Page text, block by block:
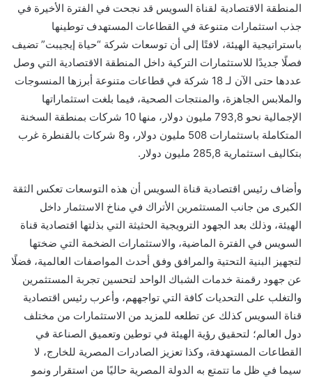
المنطقة الاقتصادية لقناة السويس قد نجحت في الفترة الأخيرة في
جذب استثمارات متنوعة في القطاعات المستهدف توطينها
باستراتيجية الهيئة، لافتًا إلى أن توسعات شركة “حياة إيجيبت” تضيف
فصلًا جديدًا للاستثمارات التركية داخل المنطقة الاقتصادية التي وصل
عددها حتى الآن لـ 18 شركة في قطاعات متنوعة أبرزها المنسوجات
والملابس الجاهزة، والمنتجات الصحية، فيما بلغت استثماراتها
الإجمالية نحو 793,8 مليون دولار، منها 10 شركات بمنطقة السخنة
المتكاملة باستثمارات 508 مليون دولار، و8 شركات بالقنطرة غرب
بتكاليف استثمارية 285,8 مليون دولار.
وأضاف رئيس اقتصادية قناة السويس أن هذه التوسعات تعكس الثقة
الكبرى من جانب المستثمرين الأتراك في مناخ الاستثمار داخل
الهيئة، وذلك بعد الجهود الترويجية الحثيثة التي بذلتها اقتصادية قناة
السويس في الفترة الماضية، والاستثمارات الضخمة التي ضختها
لتجهيز البنية التحتية والمرافق وفق أحدث المواصفات العالمية، فضلًا
عن جهود رقمنة خدمات الشباك الواحد لتحسين تجربة المستثمرين
والتغلب على التحديات كافة التي تواجههم، وأعرب رئيس اقتصادية
قناة السويس كذلك عن تطلعه للمزيد من الاستثمارات من مختلف
دول العالم؛ لتحقيق رؤية الهيئة في توطين وتعميق الصناعة في
القطاعات المستهدفة، وكذا تعزيز الصادرات المصرية للخارج، لا
سيما في ظل ما تتمتع به الدولة المصرية حاليًا من استقرار ونمو